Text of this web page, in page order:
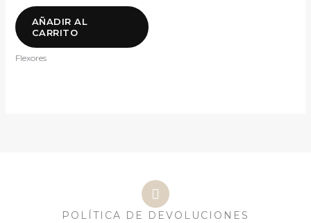
AÑADIR AL
CARRITO
Flexores
POLÍTICA DE DEVOLUCIONES